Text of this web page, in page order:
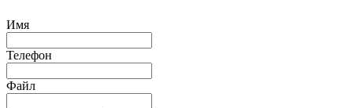
Имя
Телефон
Файл